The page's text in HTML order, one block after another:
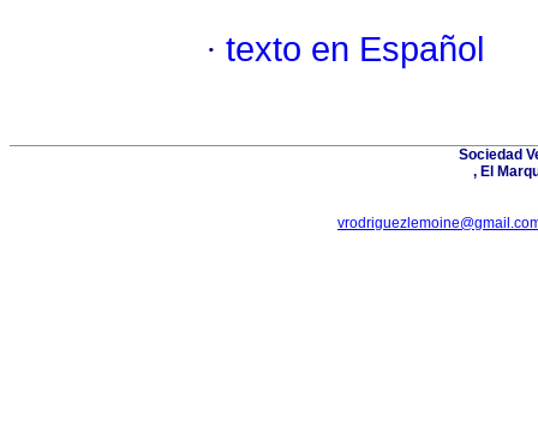
· texto en Español
Sociedad
, El